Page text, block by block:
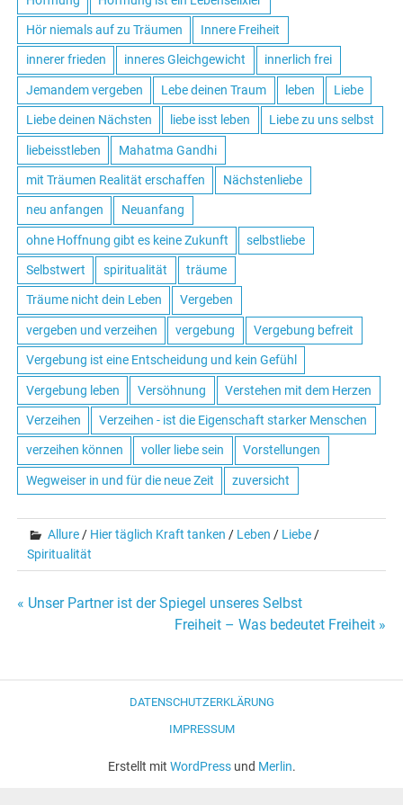
Hör niemals auf zu Träumen Innere Freiheit
innerer frieden inneres Gleichgewicht innerlich frei
Jemandem vergeben Lebe deinen Traum leben Liebe
Liebe deinen Nächsten liebe isst leben Liebe zu uns selbst
liebeisstleben Mahatma Gandhi
mit Träumen Realität erschaffen Nächstenliebe
neu anfangen Neuanfang
ohne Hoffnung gibt es keine Zukunft selbstliebe
Selbstwert spiritualität träume
Träume nicht dein Leben Vergeben
vergeben und verzeihen vergebung Vergebung befreit
Vergebung ist eine Entscheidung und kein Gefühl
Vergebung leben Versöhnung Verstehen mit dem Herzen
Verzeihen Verzeihen - ist die Eigenschaft starker Menschen
verzeihen können voller liebe sein Vorstellungen
Wegweiser in und für die neue Zeit zuversicht
Allure / Hier täglich Kraft tanken / Leben / Liebe /
Spiritualität
« Unser Partner ist der Spiegel unseres Selbst
Freiheit – Was bedeutet Freiheit »
DATENSCHUTZERKLÄRUNG
IMPRESSUM
Erstellt mit WordPressund Merlin.